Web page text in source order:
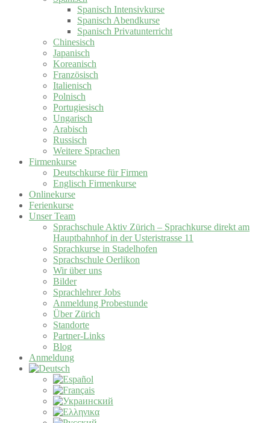
Spanisch Intensivkurse
Spanisch Abendkurse
Spanisch Privatunterricht
Chinesisch
Japanisch
Koreanisch
Französisch
Italienisch
Polnisch
Portugiesisch
Ungarisch
Arabisch
Russisch
Weitere Sprachen
Firmenkurse
Deutschkurse für Firmen
Englisch Firmenkurse
Onlinekurse
Ferienkurse
Unser Team
Sprachschule Aktiv Zürich – Sprachkurse direkt am
Hauptbahnhof in der Usteristrasse 11
Sprachkurse in Stadelhofen
Sprachschule Oerlikon
Wir über uns
Bilder
Sprachlehrer Jobs
Anmeldung Probestunde
Über Zürich
Standorte
Partner-Links
Blog
Anmeldung